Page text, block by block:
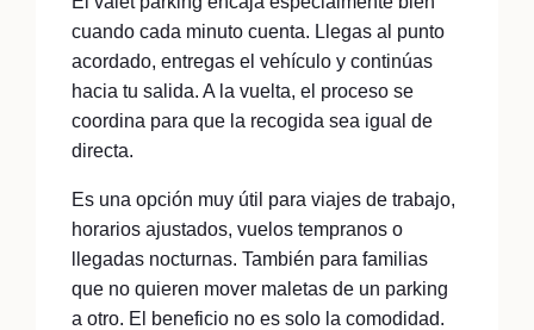
cuando cada minuto cuenta. Llegas al punto
acordado, entregas el vehículo y continúas
hacia tu salida. A la vuelta, el proceso se
coordina para que la recogida sea igual de
directa.
Es una opción muy útil para viajes de trabajo,
horarios ajustados, vuelos tempranos o
llegadas nocturnas. También para familias
que no quieren mover maletas de un parking
a otro. El beneficio no es solo la comodidad.